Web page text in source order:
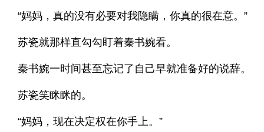
“妈妈，真的没有必要对我隐瞒，你真的很在意。”
苏瓷就那样直勾勾盯着秦书婉看。
秦书婉一时间甚至忘记了自己早就准备好的说辞。
苏瓷笑眯眯的。
“妈妈，现在决定权在你手上。”